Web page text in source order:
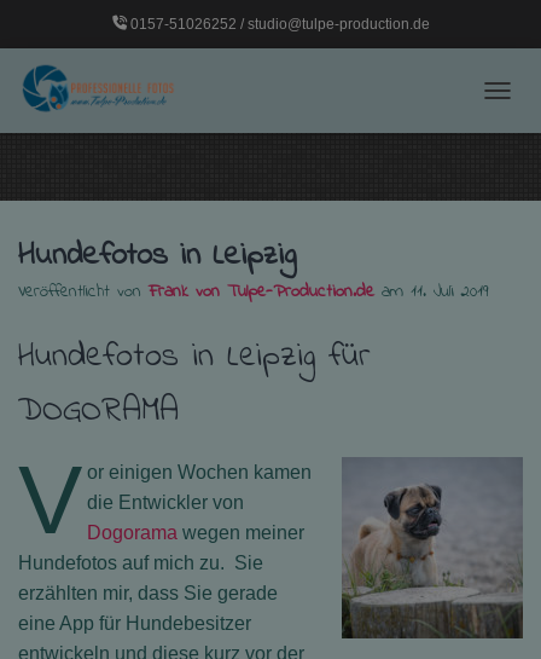
0157-51026252 / studio@tulpe-production.de
Hundefotos in Leipzig
Veröffentlicht vonFrank von Tulpe-Production.de am 11. Juli 2019
Hundefotos in Leipzig für
DOGORAMA
V or einigen Wochen kamen
die Entwickler von
Dogorama wegen meiner
Hundefotos auf mich zu. Sie
erzählten mir, dass Sie gerade
eine App für Hundebesitzer
entwickeln und diese kurz vor der